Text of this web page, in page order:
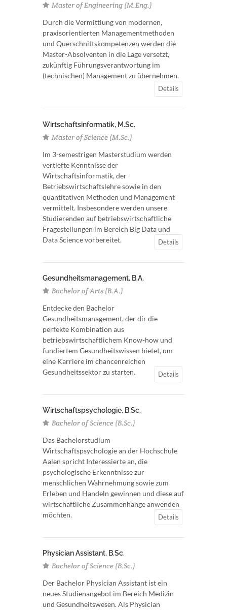
Master of Engineering (M.Eng.)
Durch die Vermittlung von modernen,
praxisorientierten Managementmethoden
und Querschnittskompetenzen werden die
Master-Absolventen in die Lage versetzt,
zukünftig Führungsverantwortung im
(technischen) Management zu übernehmen.
Details
Wirtschaftsinformatik, M.Sc.
Master of Science (M.Sc.)
Im 3-semestrigen Masterstudium werden
vertiefte Kenntnisse der
Wirtschaftsinformatik, der
Betriebswirtschaftslehre sowie in den
quantitativen Methoden und Management
vermittelt. Insbesondere werden unsere
Studierenden auf betriebswirtschaftliche
Fragestellungen im Bereich Big Data und
Data Science vorbereitet.
Details
Gesundheitsmanagement, B.A.
Bachelor of Arts (B.A.)
Entdecke den Bachelor
Gesundheitsmanagement, der dir die
perfekte Kombination aus
betriebswirtschaftlichem Know-how und
fundiertem Gesundheitswissen bietet, um
eine Karriere im chancenreichen
Gesundheitssektor zu starten.
Details
Wirtschaftspsychologie, B.Sc.
Bachelor of Science (B.Sc.)
Das Bachelorstudium
Wirtschaftspsychologie an der Hochschule
Aalen spricht Interessierte an, die
psychologische Erkenntnisse zur
menschlichen Wahrnehmung sowie zum
Erleben und Handeln gewinnen und diese auf
wirtschaftliche Zusammenhänge anwenden
möchten.
Details
Physician Assistant, B.Sc.
Bachelor of Science (B.Sc.)
Der Bachelor Physician Assistant ist ein
neues Studienangebot im Bereich Medizin
und Gesundheitswesen. Als Physician